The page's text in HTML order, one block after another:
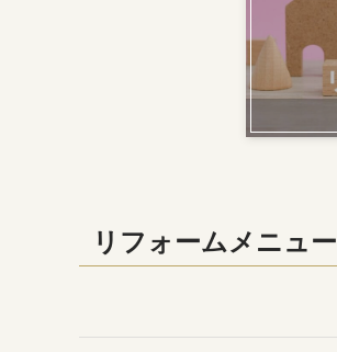
リフォームメニュー